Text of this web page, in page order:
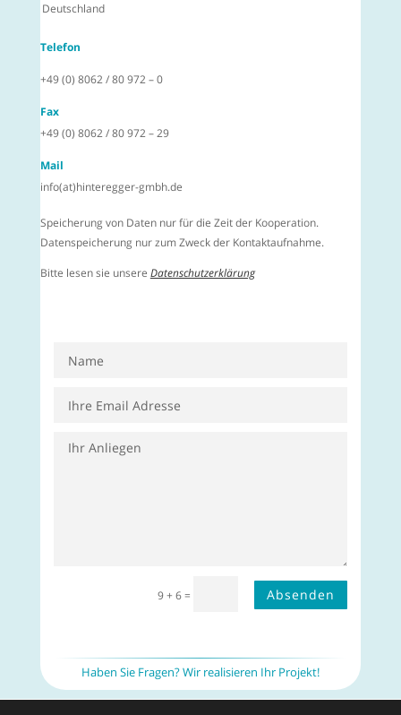
Deutschland
Telefon
+49 (0) 8062 / 80 972 – 0
Fax
+49 (0) 8062 / 80 972 – 29
Mail
info(at)hinteregger-gmbh.de
Speicherung von Daten nur für die Zeit der Kooperation.
Datenspeicherung nur zum Zweck der Kontaktaufnahme.
Bitte lesen sie unsere Datenschutzerklärung
9 + 6= Absenden
Haben Sie Fragen? Wir realisieren Ihr Projekt!